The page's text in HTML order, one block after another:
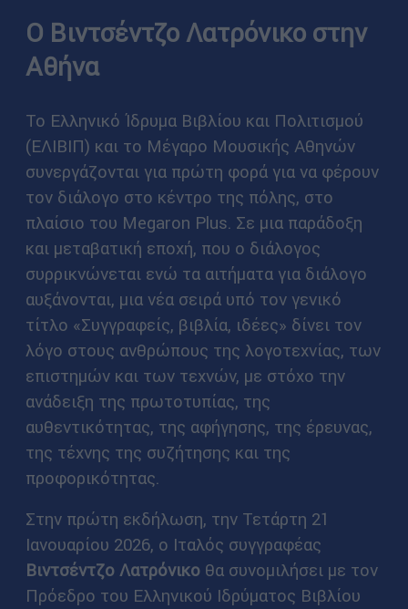
Ο Βιντσέντζο Λατρόνικο στην
Αθήνα
Το Ελληνικό Ίδρυμα Βιβλίου και Πολιτισμού
(ΕΛΙΒΙΠ) και το Μέγαρο Μουσικής Αθηνών
συνεργάζονται για πρώτη φορά για να φέρουν
τον διάλογο στο κέντρο της πόλης, στο
πλαίσιο του Megaron Plus. Σε μια παράδοξη
και μεταβατική εποχή, που ο διάλογος
συρρικνώνεται ενώ τα αιτήματα για διάλογο
αυξάνονται, μια νέα σειρά υπό τον γενικό
τίτλο «Συγγραφείς, βιβλία, ιδέες» δίνει τον
λόγο στους ανθρώπους της λογοτεχνίας, των
επιστημών και των τεχνών, με στόχο την
ανάδειξη της πρωτοτυπίας, της
αυθεντικότητας, της αφήγησης, της έρευνας,
της τέχνης της συζήτησης και της
προφορικότητας.
Στην πρώτη εκδήλωση, την Τετάρτη 21
Ιανουαρίου 2026, ο Ιταλός συγγραφέας
Βιντσέντζο Λατρόνικοθα συνομιλήσει με τον
Πρόεδρο του Ελληνικού Ιδρύματος Βιβλίου